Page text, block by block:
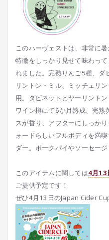
このハーヴェストは、非常に
特徴をしっかり見せて味わっ
れました。完熟りんご5種、ダ
リントン・ミル、ミッチェリ
用。ダビネットとヤーリント
ワイン樽にて6か月熟成、完熟
スが香り、アフターにしっか
ォードらしいフルボディを満
ダー。ポークパイやソーセージ
このアイテムに関しては4月
ご提供予定です！
ぜひ4月13日のJapan Cider